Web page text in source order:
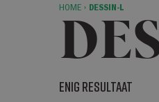
HOME › DESSIN-L
Enig resultaat